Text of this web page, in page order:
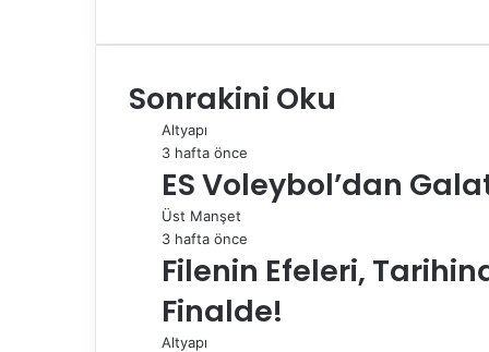
c
b
o
n
e
d
m
r
n
e
r
d
i
t
a
s
A
p
p
l
g
r
a
m
P
s
t
a
i
l
e
p
y
a
ş
z
ı
r
Sonrakini Oku
Altyapı
3 hafta önce
ES Voleybol’dan
Üst Manşet
3 hafta önce
Filenin Efeleri,
Finalde!
Altyapı